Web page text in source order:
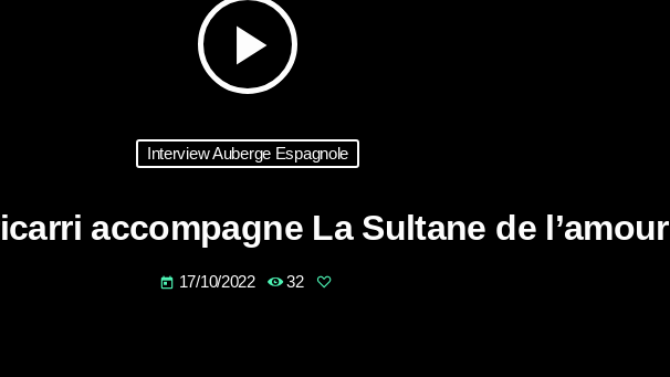
play_arrow
Interview Auberge Espagnole
accompagne La Sultane de l’amour
today 17/10/2022 32